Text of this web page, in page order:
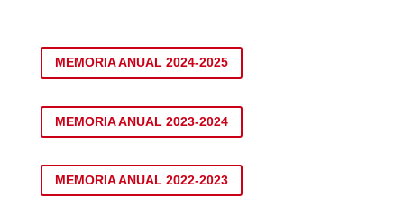
MEMORIA ANUAL 2024-2025
MEMORIA ANUAL 2023-2024
MEMORIA ANUAL 2022-2023